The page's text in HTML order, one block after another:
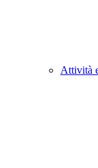
Attività